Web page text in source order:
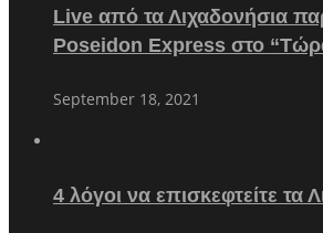
Live από τα Λιχαδονήσια
Poseidon Express στο
September 18, 2021
4 λόγοι να επισκεφτείτε τα